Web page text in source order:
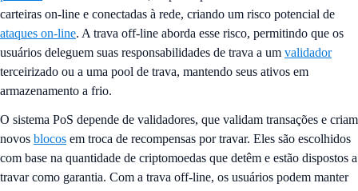
carteiras on-line e conectadas à rede, criando um risco potencial de
ataques on-line. A trava off-line aborda esse risco, permitindo que os
usuários deleguem suas responsabilidades de trava a um validador
terceirizado ou a uma pool de trava, mantendo seus ativos em
armazenamento a frio.
O sistema PoS depende de validadores, que validam transações e criam
novos blocos em troca de recompensas por travar. Eles são escolhidos
com base na quantidade de criptomoedas que detêm e estão dispostos a
travar como garantia. Com a trava off-line, os usuários podem manter